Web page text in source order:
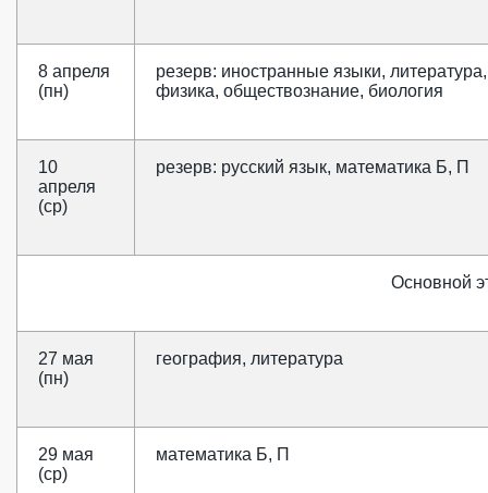
8 апреля
(пн)
резерв: иностранные языки, литература,
физика, обществознание, биология
10
апреля
(ср)
резерв: русский язык, математика Б, П
Основной
27 мая
(пн)
география, литература
29 мая
(ср)
математика Б, П